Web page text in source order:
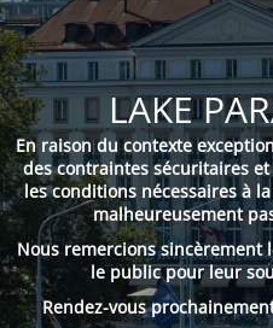
LAKE
En raison du contexte
des contraintes sécuritaires
les conditions nécessaires à
malheureusement
Nous remercions sincèrement
le public pour leur
Rendez-vous